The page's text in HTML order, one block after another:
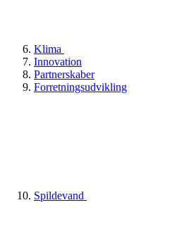
Klima
Innovation
Partnerskaber
Forretningsudvikling
Spildevand